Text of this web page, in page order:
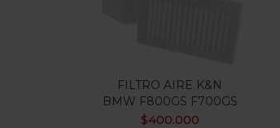
FILTRO AIRE K&N
BMW F800GS F700GS
$400.000